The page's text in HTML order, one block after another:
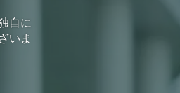
自に
いま